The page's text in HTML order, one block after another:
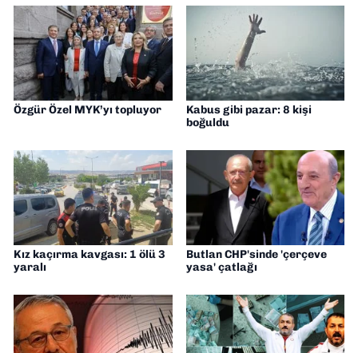
Özgür Özel MYK’yı topluyor
Kabus gibi pazar: 8 kişi
boğuldu
Kız kaçırma kavgası: 1 ölü 3
yaralı
Butlan CHP'sinde 'çerçeve
yasa' çatlağı